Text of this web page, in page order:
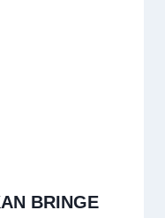
BRINGE